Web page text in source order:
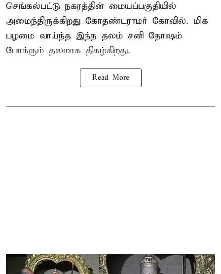
செங்கல்பட்டு நகரத்தின் மையப்பகுதியில்
அமைந்திருக்கிறது கோதண்டராமர் கோவில். மிக
பழமை வாய்ந்த இந்த தலம் சனி தோஷம்
போக்கும் தலமாக திகழ்கிறது.
Read More